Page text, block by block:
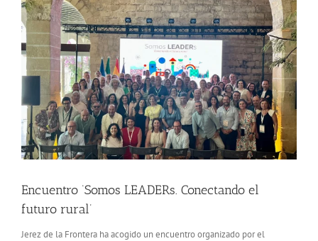
más
grande
Encuentro ‘Somos LEADERs. Conectando el
futuro rural’
Jerez de la Frontera ha acogido un encuentro organizado por el